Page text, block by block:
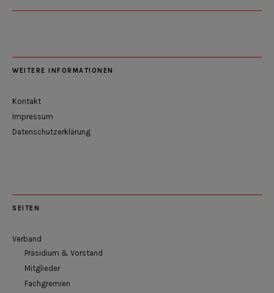
WEITERE INFORMATIONEN
Kontakt
Impressum
Datenschutzerklärung
SEITEN
Verband
Präsidium & Vorstand
Mitglieder
Fachgremien